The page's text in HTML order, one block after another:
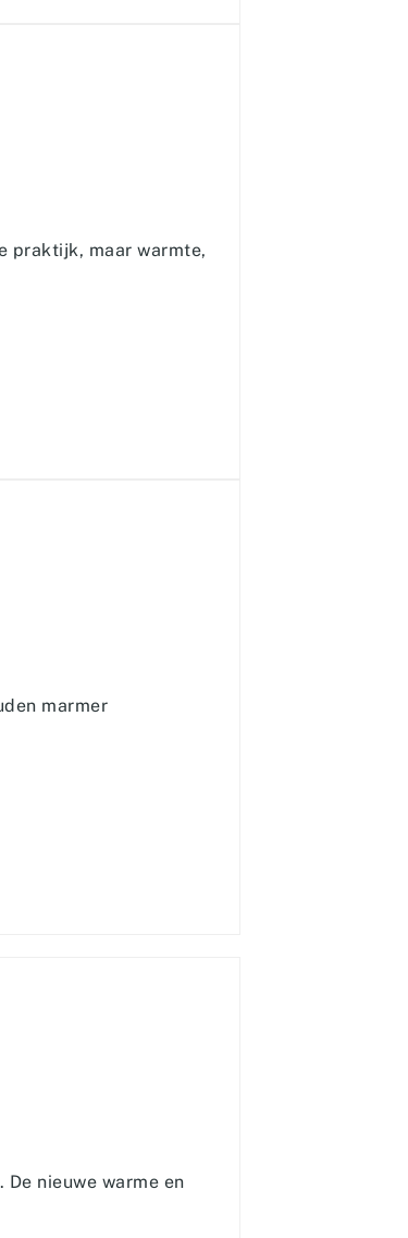
praktijk, maar warmte,
marmer
nieuwe warme en